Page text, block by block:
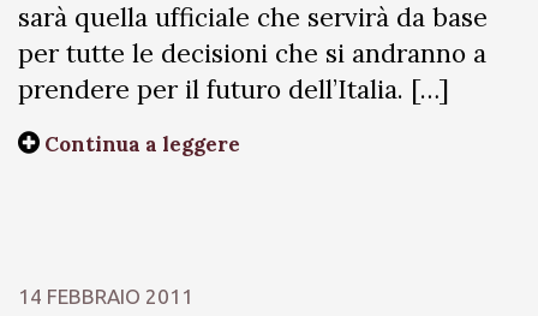
sarà quella ufficiale che servirà da base
per tutte le decisioni che si andranno a
prendere per il futuro dell’Italia. […]
Continua a leggere
14 FEBBRAIO 2011